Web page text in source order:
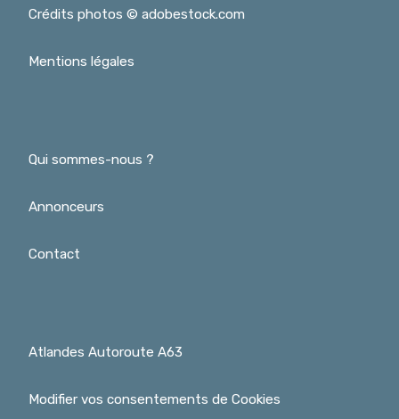
Crédits photos © adobestock.com
Mentions légales
Qui sommes-nous ?
Annonceurs
Contact
Atlandes Autoroute A63
Modifier vos consentements de Cookies